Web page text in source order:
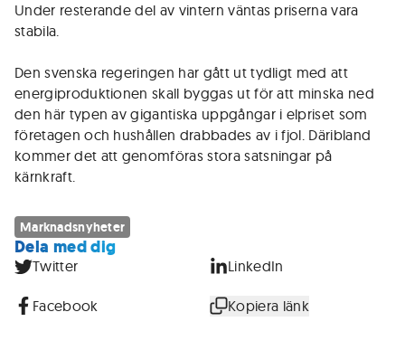
Under resterande del av vintern väntas priserna vara
stabila.
Den svenska regeringen har gått ut tydligt med att
energiproduktionen skall byggas ut för att minska ned
den här typen av gigantiska uppgångar i elpriset som
företagen och hushållen drabbades av i fjol. Däribland
kommer det att genomföras stora satsningar på
kärnkraft.
Marknadsnyheter
Dela med dig
Twitter LinkedIn
Facebook Kopiera länk